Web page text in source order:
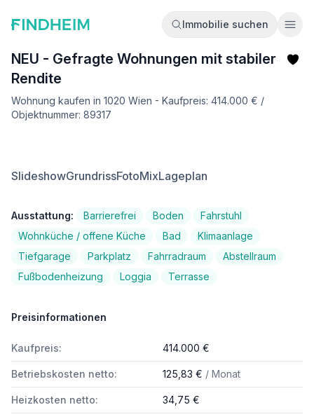
Immobilie suchen
NEU - Gefragte Wohnungen mit stabiler
Rendite
Wohnung kaufen in 1020 Wien - Kaufpreis: 414.000 € /
Objektnummer: 89317
SlideshowGrundrissFotoMixLageplan
Ausstattung: Barrierefrei Boden
Fahrstuhl
Wohnküche / offene Küche
Bad
Klimaanlage
Tiefgarage
Parkplatz Fahrradraum
Abstellraum
Fußbodenheizung
Loggia Terrasse
Preisinformationen
Kaufpreis: 414.000 €
Betriebskosten netto: 125,83 € / Monat
Heizkosten netto: 34,75 €